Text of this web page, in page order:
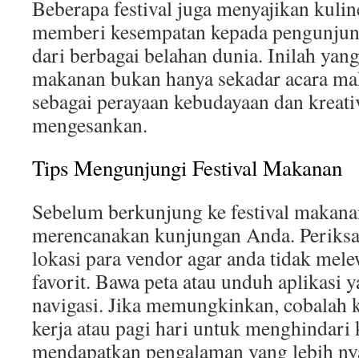
Beberapa festival juga menyajikan
memberi kesempatan kepada
dari berbagai belahan dunia. Inilah
makanan bukan hanya sekadar acara
sebagai perayaan kebudayaan dan
mengesankan.
Tips Mengunjungi Festival Makanan
Sebelum berkunjung ke festival
merencanakan kunjungan Anda.
lokasi para vendor agar anda tidak
favorit. Bawa peta atau unduh aplikasi
navigasi. Jika memungkinkan, cobalah
kerja atau pagi hari untuk menghindari
mendapatkan pengalaman yang lebih